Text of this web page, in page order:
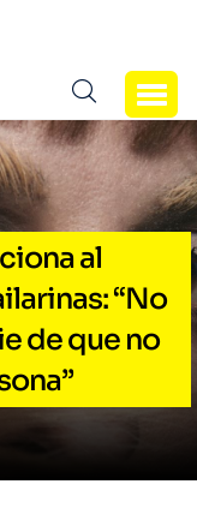
al
“No
de que no